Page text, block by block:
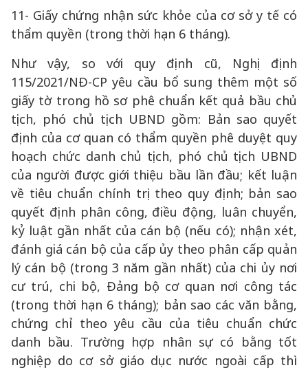
11- Giấy chứng nhận sức khỏe của cơ sở y tế có
thẩm quyền (trong thời hạn 6 tháng).
Như vậy, so với quy định cũ, Nghị định
115/2021/NĐ-CP yêu cầu bổ sung thêm một số
giấy tờ trong hồ sơ phê chuẩn kết quả bầu chủ
tịch, phó chủ tịch UBND gồm: Bản sao quyết
định của cơ quan có thẩm quyền phê duyệt quy
hoạch chức danh chủ tịch, phó chủ tịch UBND
của người được giới thiệu bầu lần đầu; kết luận
về tiêu chuẩn chính trị theo quy định; bản sao
quyết định phân công, điều động, luân chuyển,
kỷ luật gần nhất của cán bộ (nếu có); nhận xét,
đánh giá cán bộ của cấp ủy theo phân cấp quản
lý cán bộ (trong 3 năm gần nhất) của chi ủy nơi
cư trú, chi bộ, Đảng bộ cơ quan nơi công tác
(trong thời hạn 6 tháng); bản sao các văn bằng,
chứng chỉ theo yêu cầu của tiêu chuẩn chức
danh bầu. Trường hợp nhân sự có bằng tốt
nghiệp do cơ sở giáo dục nước ngoài cấp thì